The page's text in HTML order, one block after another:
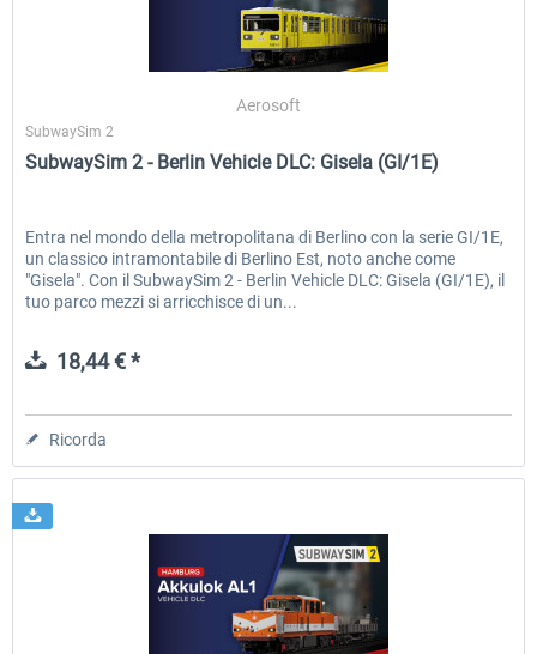
SubwaySim 2 - Berlin Vehicle DLC:
Aerosoft
SubwaySim 2
SubwaySim 2 - Berlin Vehicle DLC: Gisela (GI/1E)
Entra nel mondo della metropolitana di Berlino con la serie GI/1E,
un classico intramontabile di Berlino Est, noto anche come
"Gisela". Con il SubwaySim 2 - Berlin Vehicle DLC: Gisela (GI/1E), il
tuo parco mezzi si arricchisce di un...
18,44 € *
Ricorda